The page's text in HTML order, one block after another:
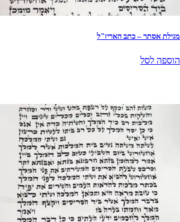
מגילת אסתר – כתב האריז"ל
הוספה לסל